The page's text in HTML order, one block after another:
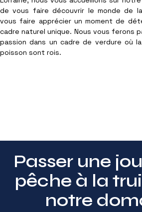
de vous faire découvrir le monde de
vous faire apprécier un moment de
cadre naturel unique. Nous vous ferons
passion dans un cadre de verdure où
poisson sont rois.
Passer une
pêche à la
notre